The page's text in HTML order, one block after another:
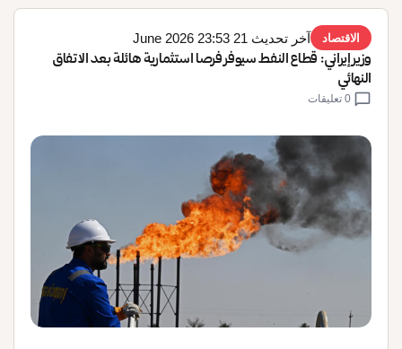
الاقتصاد آخر تحديث 21 June 2026 23:53
وزير إيراني: قطاع النفط سيوفر فرصا استثمارية هائلة بعد الاتفاق
النهائي
chat_bubble